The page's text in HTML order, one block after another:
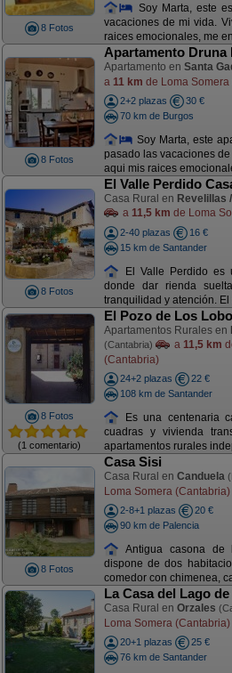
8 Fotos
Soy Marta, este
vacaciones de mi vida.
raices emocionales, me
8 Fotos
Apartamento Druna
Apartamento en Santa
a 11 km de Loma Somera
2+2 plazas
30 €
70 km de Burgos
Soy Marta, este
pasado las vacaciones
aqui mis raices
8 Fotos
El Valle Perdido
Casa Rural en Revelillas
a 11,5 km de Loma
2-40 plazas
16 €
15 km de Santander
El Valle Perdido es
donde dar rienda
tranquilidad y atención. El
8 Fotos
(1 comentario)
El Pozo de Los
Apartamentos Rurales en
(Cantabria) a 11,5 km
(Cantabria)
24+2 plazas
22 €
108 km de Santander
Es una centenaria
cuadras y vivienda
apartamentos rurales
8 Fotos
Casa Sisi
Casa Rural en Canduela
Loma Somera (Cantabria)
2-8+1 plazas
20 €
90 km de Palencia
Antigua casona de
dispone de dos
comedor con chimenea,
La Casa del Lago
Casa Rural en Orzales
Loma Somera (Cantabria)
20+1 plazas
25 €
76 km de Santander